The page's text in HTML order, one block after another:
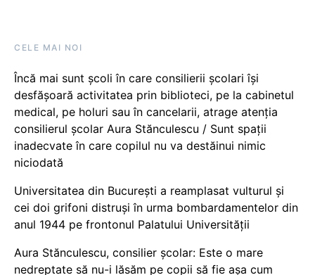
CELE MAI NOI
Încă mai sunt școli în care consilierii școlari își
desfășoară activitatea prin biblioteci, pe la cabinetul
medical, pe holuri sau în cancelarii, atrage atenția
consilierul școlar Aura Stănculescu / Sunt spații
inadecvate în care copilul nu va destăinui nimic
niciodată
Universitatea din București a reamplasat vulturul și
cei doi grifoni distruși în urma bombardamentelor din
anul 1944 pe frontonul Palatului Universității
Aura Stănculescu, consilier școlar: Este o mare
nedreptate să nu-i lăsăm pe copii să fie așa cum